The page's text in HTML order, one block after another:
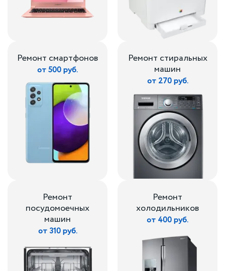
Ремонт смартфонов
от 500 руб.
Ремонт стиральных
машин
от 270 руб.
Ремонт
посудомоечных
машин
от 310 руб.
Ремонт
холодильников
от 400 руб.